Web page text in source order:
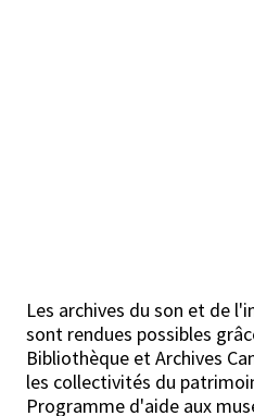
Les archives du son et de
sont rendues possibles
Bibliothèque et Archives
les collectivités du
Programme d'aide aux